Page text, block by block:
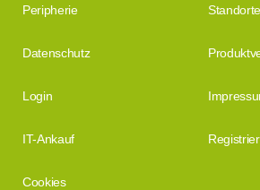
Peripherie Standorte
Datenschutz
Login
IT-Ankauf
Cookies